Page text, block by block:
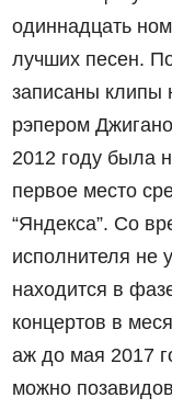
одиннадцать
лучших песен.
записаны клипы
рэпером
2012 году была
первое место
“Яндекса”. Со
исполнителя не
находится в
концертов в
аж до мая 2017
можно